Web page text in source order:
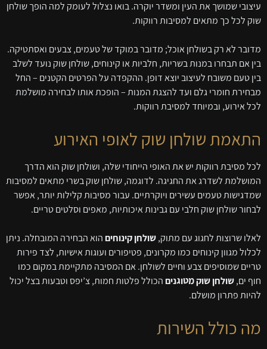
עיצובי שמושך את העין ומשדר יוקרה. בואו נצלול לעומק למה הופך שולחן
שוק לכל כך מתאים למסיבות רווקות.
מדובר לא רק בשולחן אוכל; מדובר במוקד של טעמים, צבעים ואסתטיקה.
בין אם תבחרו במנות בשריות, חלביות או קינוחים, שולחן שוק נועד לשלב
בין טעם משובח לעיצוב יוצא דופן. ההקפדה על הפרטים הקטנים – החל
מבחירת חומרי גלם ועד להצגת המנות – הופכת אותו לבחירה מושלמת
לכל אירוע, ובמיוחד למסיבת רווקות.
התאמת שולחן שוק לאופי האירוע
לכל מסיבת רווקות יש את האופי הייחודי שלה, ושולחן שוק הוא הדרך
המושלמת לשדרג את החגיגה. לדוגמה, שולחן שוק בשרי מתאים למסיבות
שמדגישות טעמים עשירים ויוקרתיים. עבור מסיבות קלילות יותר, אפשר
לבחור שולחן שוק חלבי עם גבינות איכותיות, מאפים וסלטים טריים.
לאלו שרוצות לחגוג עם מתוק, שולחן קינוחים הוא הבחירה המובחלה. ניתן
לכלול מגוון קינוחים כמו מקרונים, פטיפורים ועוגות אישיות, לצד פירות
טריים שמוסיפים צבע וחיים לשולחן. אם המסיבה מתקיימת במקום כמו
חוף ים, שולחן שוק מטוגנים הכולל פלטות חמות, צ’יפס וטבעות בצל יכול
להיות פתרון מושלם.
מה כולל השירות